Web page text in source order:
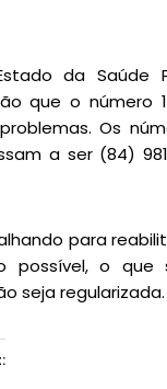
da Saúde
que o número
Os
a ser (84)
para
possível, o que
seja regularizada.